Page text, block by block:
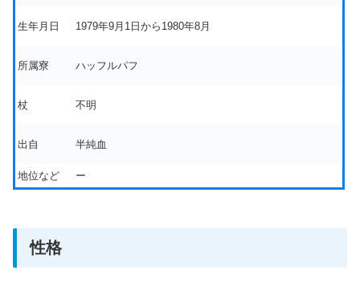
生年月日 1979年9月1日 から 1980年8月
所属寮 ハッフルパフ
杖 不明
出自 半純血
地位など ー
性格